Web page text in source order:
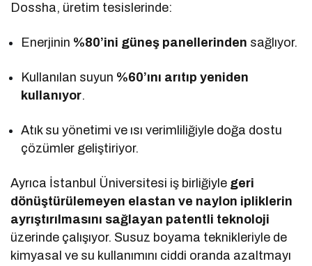
Dossha, üretim tesislerinde:
Enerjinin %80’ini güneş panellerinden sağlıyor.
Kullanılan suyun %60’ını arıtıp yeniden
kullanıyor.
Atık su yönetimi ve ısı verimliliğiyle doğa dostu
çözümler geliştiriyor.
Ayrıca İstanbul Üniversitesi iş birliğiyle geri
dönüştürülemeyen elastan ve naylon ipliklerin
ayrıştırılmasını sağlayan patentli teknoloji
üzerinde çalışıyor. Susuz boyama teknikleriyle de
kimyasal ve su kullanımını ciddi oranda azaltmayı